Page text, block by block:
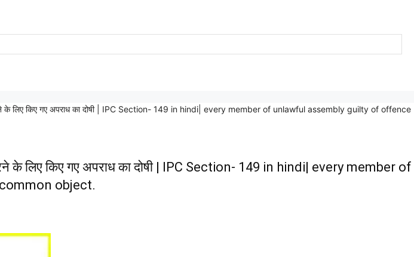
करने के लिए किए गए अपराध का दोषी | IPC Section- 149 in hindi| every member of unlawful assembly guilty of offence
के लिए किए गए अपराध का दोषी | IPC Section- 149 in hindi| every member of
object.